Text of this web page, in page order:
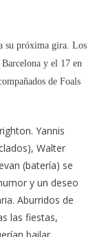
su próxima gira. Los
y el 17 en
de Foals
Yannis
Walter
(batería) se
y un deseo
Aburridos de
las fiestas,